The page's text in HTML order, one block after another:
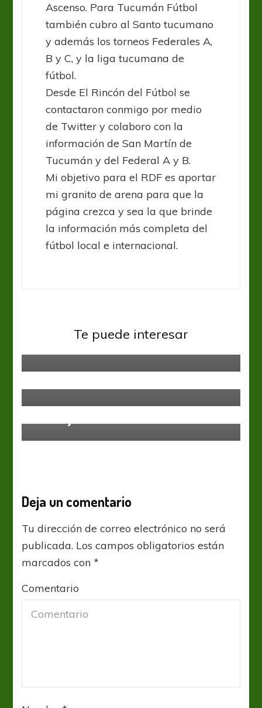
Ascenso. Para Tucumán Fútbol
también cubro al Santo tucumano
y además los torneos Federales A,
B y C, y la liga tucumana de
fútbol.
Desde El Rincón del Fútbol se
contactaron conmigo por medio
de Twitter y colaboro con la
información de San Martín de
Tucumán y del Federal A y B.
Mi objetivo para el RDF es aportar
mi granito de arena para que la
página crezca y sea la que brinde
la información más completa del
fútbol local e internacional.
Te puede interesar
De la mano de Leguizamón,
Deja un comentario
Tu dirección de correo electrónico no será
publicada. Los campos obligatorios están
marcados con*
Comentario